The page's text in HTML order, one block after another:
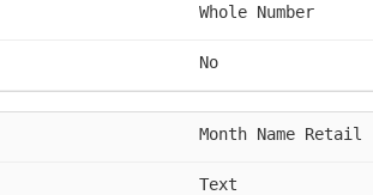
Whole Number
No
Month Name Retail
Text